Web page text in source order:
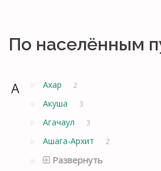
По населённым
А Ахар 2
Акуша 3
Агачаул 3
Ашага-Архит 2
Развернуть